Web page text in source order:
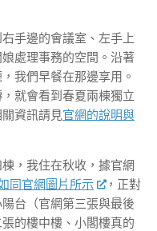
手邊的會議室、左手上
處理事務的空間。沿著
我們早餐在那邊享用。
就會看到春夏兩棟獨立
資訊請見官網的說明與
，我住在秋收，據官網
同官網圖片所示
，正對
台（官網第三張與最後
的樓中樓、小閣樓真的